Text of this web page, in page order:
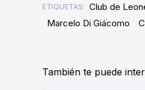
ETIQUETAS: Club de
Marcelo Di Giácomo
También te puede